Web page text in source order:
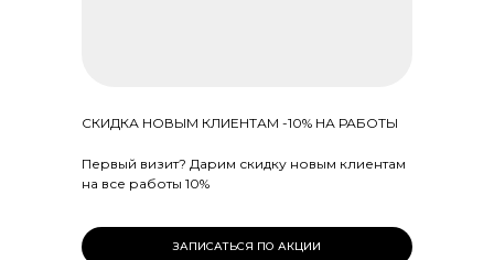
СКИДКА НОВЫМ КЛИЕНТАМ -10% НА РАБОТЫ
Первый визит? Дарим скидку новым клиентам
на все работы 10%
ЗАПИСАТЬСЯ ПО АКЦИИ